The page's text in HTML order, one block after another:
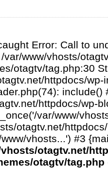
Error: Call to
var/www/vhosts/
otagtv/tag.php:30
httpdocs/
include()
httpdocs/wp-
var/www/
otagtv.net/
vhosts...') #3
otagtv.net/
otagtv/tag.php